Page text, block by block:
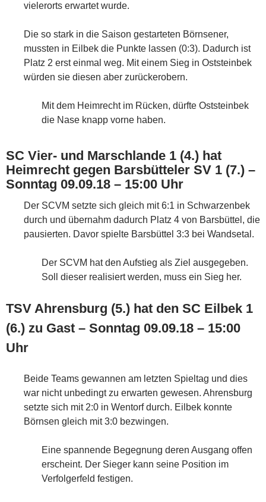
vielerorts erwartet wurde.
Die so stark in die Saison gestarteten Börnsener,
mussten in Eilbek die Punkte lassen (0:3). Dadurch ist
Platz 2 erst einmal weg. Mit einem Sieg in Oststeinbek
würden sie diesen aber zurückerobern.
Mit dem Heimrecht im Rücken, dürfte Oststeinbek
die Nase knapp vorne haben.
SC Vier- und Marschlande 1 (4.) hat
Heimrecht gegen Barsbütteler SV 1 (7.) –
Sonntag 09.09.18 – 15:00 Uhr
Der SCVM setzte sich gleich mit 6:1 in Schwarzenbek
durch und übernahm dadurch Platz 4 von Barsbüttel, die
pausierten. Davor spielte Barsbüttel 3:3 bei Wandsetal.
Der SCVM hat den Aufstieg als Ziel ausgegeben.
Soll dieser realisiert werden, muss ein Sieg her.
TSV Ahrensburg (5.) hat den SC Eilbek 1
(6.) zu Gast – Sonntag 09.09.18 – 15:00
Uhr
Beide Teams gewannen am letzten Spieltag und dies
war nicht unbedingt zu erwarten gewesen. Ahrensburg
setzte sich mit 2:0 in Wentorf durch. Eilbek konnte
Börnsen gleich mit 3:0 bezwingen.
Eine spannende Begegnung deren Ausgang offen
erscheint. Der Sieger kann seine Position im
Verfolgerfeld festigen.